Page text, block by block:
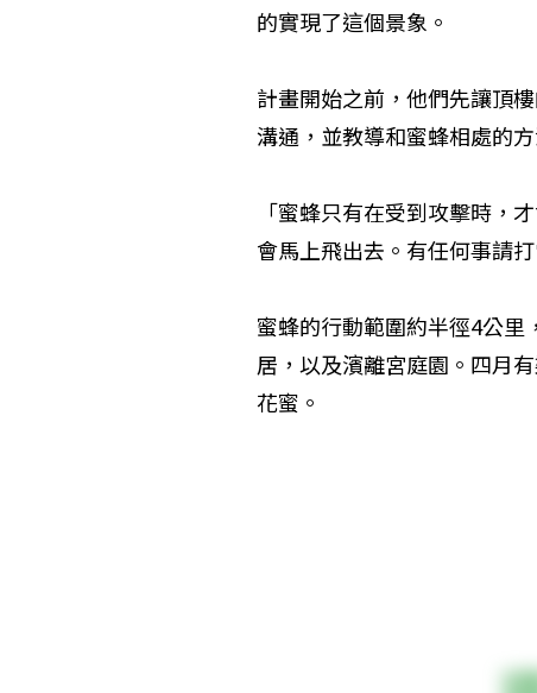
的實現了這個景象。
計畫開始之前，他們先讓頂
溝通，並教導和蜜蜂相處的方
「蜜蜂只有在受到攻擊時，
會馬上飛出去。有任何事請
蜜蜂的行動範圍約半徑4公里
居，以及濱離宮庭園。四月
花蜜。